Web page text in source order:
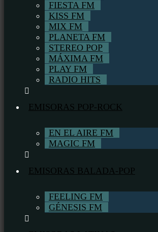
FIESTA FM
KISS FM
MIX FM
PLANETA FM
STEREO POP
MÁXIMA FM
PLAY FM
RADIO HITS
EMISORAS POP-ROCK
EN EL AIRE FM
MAGIC FM
EMISORAS BALADA-POP
FEELING FM
GÉNESIS FM